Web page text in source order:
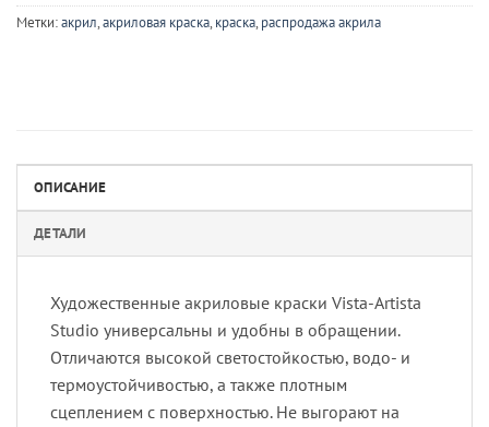
Метки:акрил,акриловая краска, краска, распродажа акрила
ОПИСАНИЕ
ДЕТАЛИ
Художественные акриловые краски Vista-Artista
Studio универсальны и удобны в обращении.
Отличаются высокой светостойкостью, водо- и
термоустойчивостью, а также плотным
сцеплением с поверхностью. Не выгорают на